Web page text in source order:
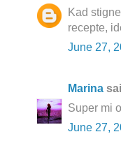
Kad
recepte,
June 27,
Marina
Super mi
June 27,